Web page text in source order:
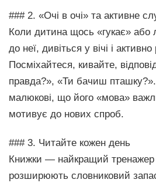
### 2. «Очі в очі» та активне
Коли дитина щось «гукає» або
до неї, дивіться у вічі і
Посміхайтеся, кивайте,
правда?», «Ти бачиш
малюкові, що його «мова»
мотивує до нових спроб.
### 3. Читайте кожен день
Книжки — найкращий
розширюють словниковий